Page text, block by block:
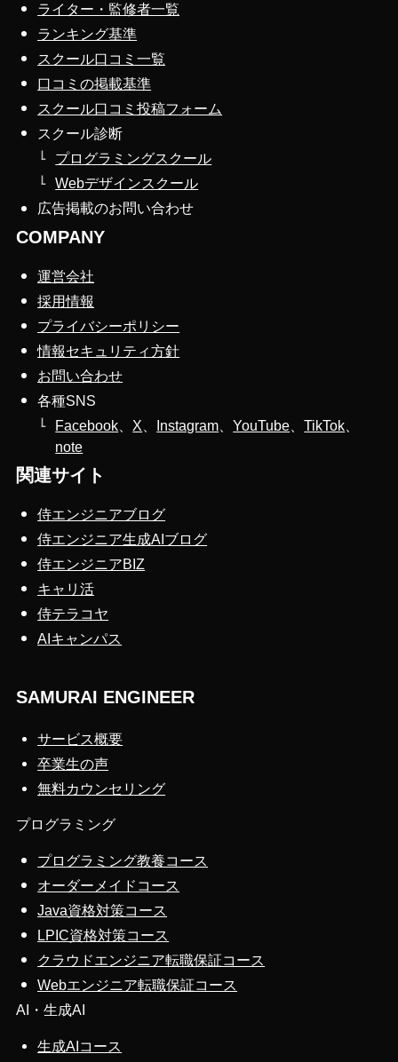
ライター・監修者一覧
ランキング基準
スクール口コミ一覧
口コミの掲載基準
スクール口コミ投稿フォーム
スクール診断
プログラミングスクール
Webデザインスクール
広告掲載のお問い合わせ
COMPANY
運営会社
採用情報
プライバシーポリシー
情報セキュリティ方針
お問い合わせ
各種SNS
Facebook
X Instagram 、YouTube 、TikTok
note
関連サイト
侍エンジニアブログ
侍エンジニア生成AIブログ
侍エンジニアBIZ
キャリ活
侍テラコヤ
AIキャンパス
SAMURAI ENGINEER
サービス概要
卒業生の声
無料カウンセリング
プログラミング
プログラミング教養コース
オーダーメイドコース
Java資格対策コース
LPIC資格対策コース
クラウドエンジニア転職保証コース
Webエンジニア転職保証コース
AI・生成AI
生成AIコース